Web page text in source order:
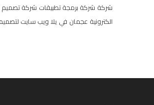
شركة شركة برمجة تطبيقات شركة
الكترونية عجمان في يلا ويب سايت